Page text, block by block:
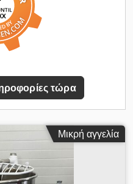
τώρα
Μικρή αγγελία